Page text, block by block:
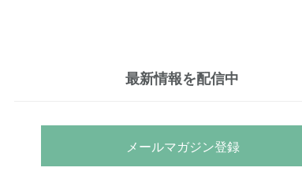
最新情報を配信中
メールマガジン登録